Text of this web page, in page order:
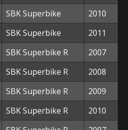
SBK Superbike
2010
SBK Superbike
2011
SBK Superbike R
2007
SBK Superbike R
2008
SBK Superbike R
2009
SBK Superbike R
2010